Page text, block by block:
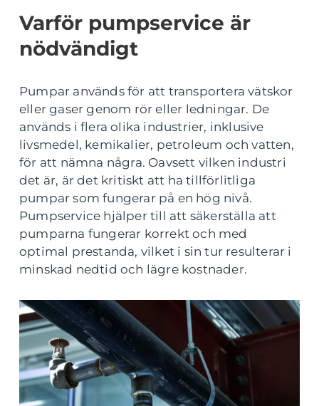
Varför pumpservice är
nödvändigt
Pumpar används för att transportera vätskor
eller gaser genom rör eller ledningar. De
används i flera olika industrier, inklusive
livsmedel, kemikalier, petroleum och vatten,
för att nämna några. Oavsett vilken industri
det är, är det kritiskt att ha tillförlitliga
pumpar som fungerar på en hög nivå.
Pumpservice hjälper till att säkerställa att
pumparna fungerar korrekt och med
optimal prestanda, vilket i sin tur resulterar i
minskad nedtid och lägre kostnader.